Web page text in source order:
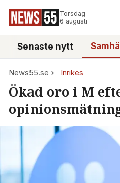
Torsdag
6 augusti
Senaste nytt
News55.se Inrikes
Ökad oro i M